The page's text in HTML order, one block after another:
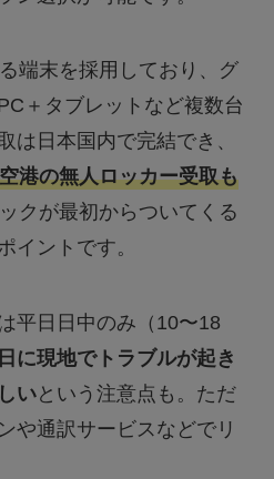
端末を採用しており、グ
＋タブレットなど複数台
日本国内で完結でき、
港の無人ロッカー受取も
クが最初からついてくる
イントです。
平日日中のみ（10〜18
に現地でトラブルが起き
いという注意点も。ただ
や通訳サービスなどでリ